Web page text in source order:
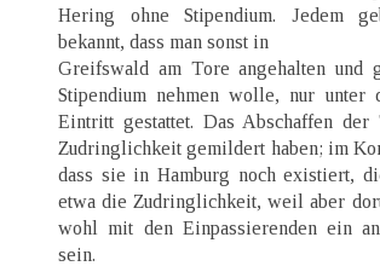
Hering ohne Stipendium. Jedem
bekannt, dass man sonst in
Greifswald am Tore angehalten und
Stipendium nehmen wolle, nur
Eintritt gestattet. Das Abschaffen der
Zudringlichkeit gemildert haben; im
dass sie in Hamburg noch existiert,
etwa die Zudringlichkeit, weil aber
wohl mit den Einpassierenden ein
sein.